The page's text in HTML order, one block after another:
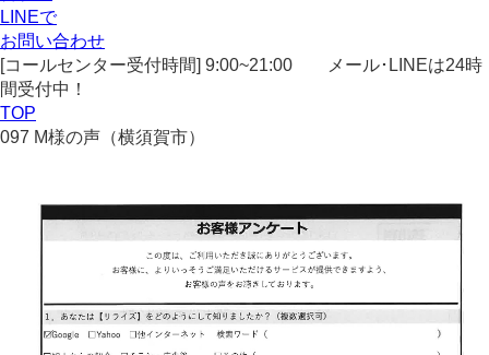
LINEで
お問い合わせ
[コールセンター受付時間] 9:00~21:00 メール･LINEは24時
間受付中！
TOP
097 M様の声（横須賀市）